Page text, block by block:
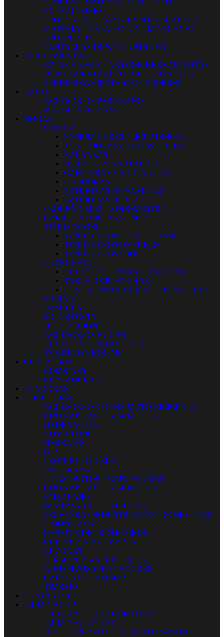
PEQUEÑO MATERIAL ELECTRICO
EXTRACTORES
PROLONGACIONES Y ENROLLACABLES
MATERIAL INSTALACIÓN - MINI CANAL
ANTENAS TV
PANTALLAS-DOWNLIGHTS LED
HERRAMIENTAS
CAJAS Y MALETINES CON HERRAMIENTAS
HERRAMIENTAS ELECTROPORTATILES
MINIHERRAMIENTA Y ACCESORIOS
BAÑO
ACCESORIOS PARA BAÑO
MUEBLES DE BAÑO
HOGAR
COCINA
EXPRIMIDORES - LICUADORAS
TOSTADORAS - SANDWICHERA
BALANZAS
HERVIDORES Y TETERAS
CAFETERAS Y MOLINILLOS
FREIDORAS
BATIDORAS DE VARILLAS
BATIDORAS DE VASO
PEQUEÑO ELECTRODOMESTICO
CARROS Y BOLSAS COMPRA
TENDEDEROS
TENDEDEROS PARA COLGAR
TENDEDEROS DE SUELO
TENDEDEROS FIJOS
PLANCHADO
ACCESORIOS PARA PLANCHAR
TABLA DE PLANCHAR
FUNDAS PARA TABLA DE PLANCHAR
MENAJE
BASCULAS
SOPORTES TV
DECORACION
ACCESORIOS HOGAR
ACCESORIOS INFANTILES
TEXTIL DEL HOGAR
CERRAJERIA
BOMBINES
CERRADURAS
LIJADORAS
FERRETERIA
ACCESORIOS COCHE-MOTO-BICICLETA
CINTA AISLANTE - BURLETES
ORDENACION
KOMA TOOLS
HERRAJES
GAS
PRODUCTOS CELO
LINTERNAS
PILAS - BOTON - CARGADORES
CINTA AISLANTE - BURLETES
EMBALAJES
GRAPAS - TACOS - BRIDAS
ESCALERAS INDUSTRIALES Y DOMESTICAS
SIMON RACK
ZAPATOS DE PROTECCION
CUERDAS Y ALAMBRES
BUZONES
PERSIANAS - ACCESORIOS
ADHESIVOS Y SELLADORES
CABLES Y ALAMBRES
TIMBRES
FONTANERIA
ILUMINACION
ILUMINACION DECORATIVA
ILUMINACIÓN LED
HALOGENAS-FLUORESCENTES-BAJO